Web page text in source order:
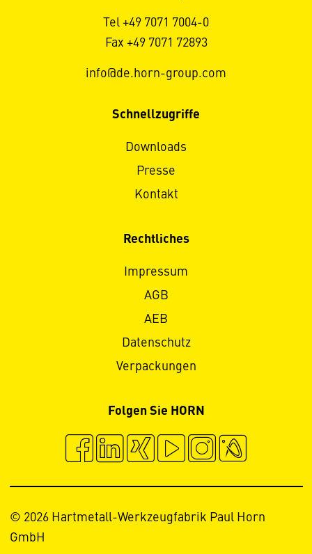
Tel +49 7071 7004-0
Fax +49 7071 72893
info@de.horn-group.com
Schnellzugriffe
Downloads
Presse
Kontakt
Rechtliches
Impressum
AGB
AEB
Datenschutz
Verpackungen
Folgen Sie HORN
© 2026 Hartmetall-Werkzeugfabrik Paul Horn
GmbH